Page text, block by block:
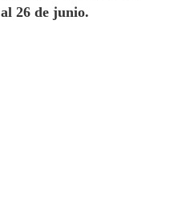
26 de junio.